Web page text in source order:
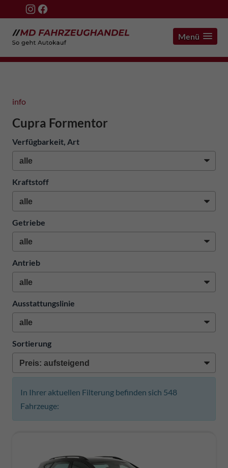
Menü
info
Cupra Formentor
Verfügbarkeit, Art
Kraftstoff
Getriebe
Antrieb
Ausstattungslinie
Sortierung
In Ihrer aktuellen Filterung befinden sich 548
Fahrzeuge: